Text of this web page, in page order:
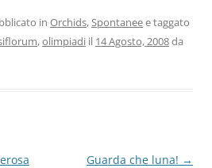
in Orchids, Spontaneee taggato
,olimpiadi il 14 Agosto, 2008da
Guarda che luna! →